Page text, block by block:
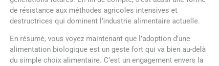
de résistance aux méthodes agricoles intensives et
destructrices qui dominent l’industrie alimentaire actuelle.
En résumé, vous voyez maintenant que l’adoption d’une
alimentation biologique est un geste fort qui va bien au-delà
du simple choix alimentaire. C’est un engagement envers la